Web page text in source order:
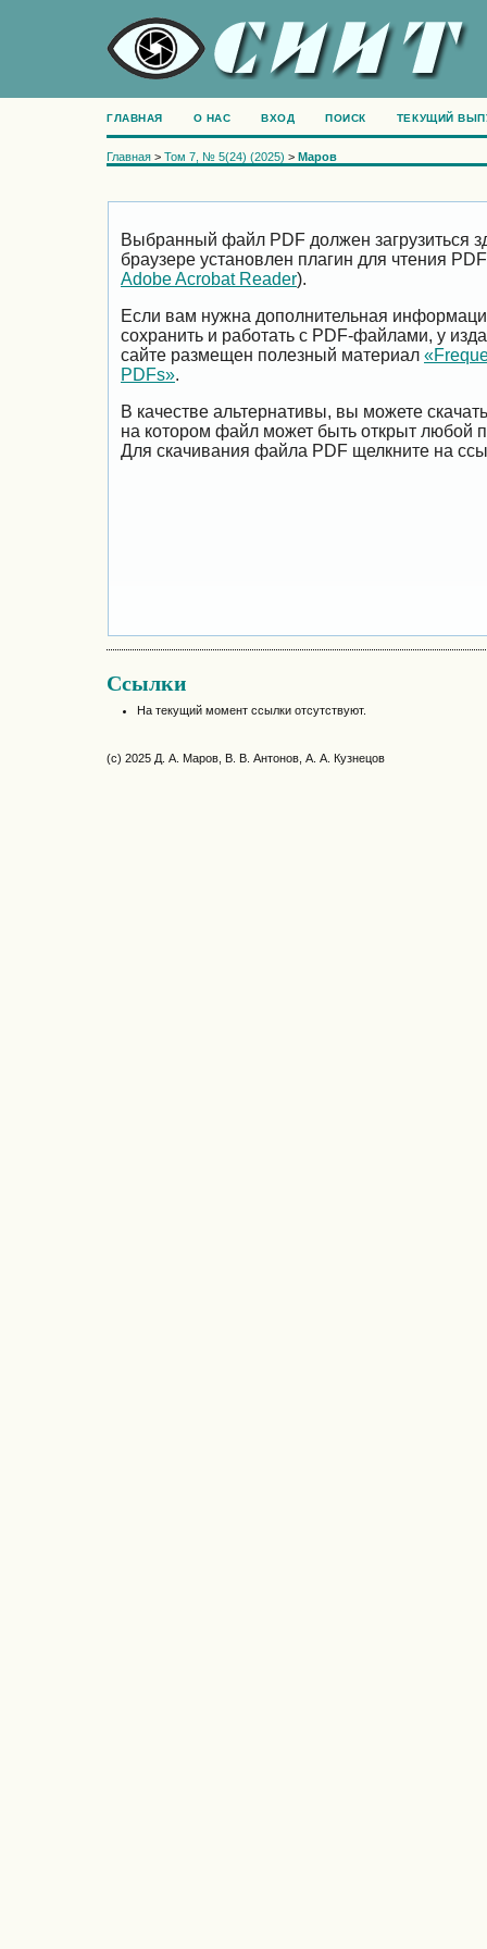
ГЛАВНАЯ О НАС ВХОД ПОИСК ТЕКУЩИЙ
Главная > Том 7, № 5(24) (2025) > Маров
Выбранный файл PDF должен загрузиться
браузере установлен плагин для чтения
Adobe Acrobat Reader).
Если вам нужна дополнительная
сохранить и работать с PDF-файлами, у
сайте размещен полезный материал
PDFs».
В качестве альтернативы, вы можете
на котором файл может быть открыт любой
Для скачивания файла PDF щелкните на
Ссылки
На текущий момент ссылки отсутствуют.
(c) 2025 Д. А. Маров, В. В. Антонов, А. А. Кузнецов